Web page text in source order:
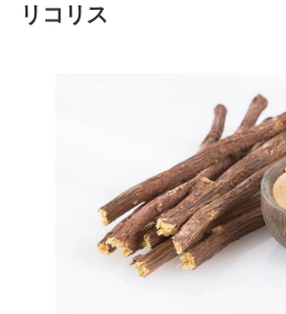
リコリス